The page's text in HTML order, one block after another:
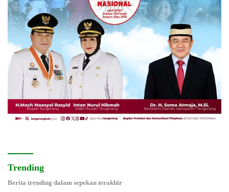
Trending
Berita trending dalam sepekan terakhir